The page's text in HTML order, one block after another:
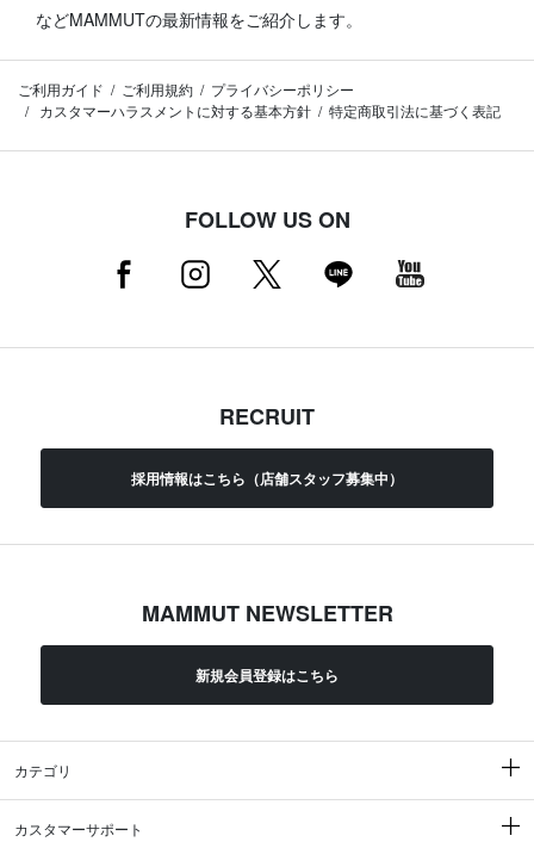
などMAMMUTの最新情報をご紹介します。
ご利用ガイド ご利用規約
プライバシーポリシー
カスタマーハラスメントに対する基本方針
特定商取引法に基づく表記
FOLLOW US ON
RECRUIT
採用情報はこちら（店舗スタッフ募集中）
MAMMUT NEWSLETTER
新規会員登録はこちら
カテゴリ
カスタマーサポート